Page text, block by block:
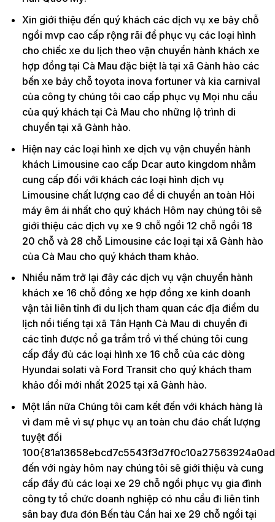
Xin giới thiệu đến quý khách các dịch vụ xe bảy chỗ
ngồi mvp cao cấp rộng rãi để phục vụ các loại hình
cho chiếc xe du lịch theo vận chuyển hành khách xe
hợp đồng tại Cà Mau đặc biệt là tại xã Gành hào các
bến xe bảy chỗ toyota inova fortuner và kia carnival
của công ty chúng tôi cao cấp phục vụ Mọi nhu cầu
của quý khách tại Cà Mau cho những lộ trình di
chuyển tại xã Gành hào.
Hiện nay các loại hình xe dịch vụ vận chuyển hành
khách Limousine cao cấp Dcar auto kingdom nhằm
cung cấp đối với khách các loại hình dịch vụ
Limousine chất lượng cao để di chuyển an toàn Hỏi
máy êm ái nhất cho quý khách Hôm nay chúng tôi sẽ
giới thiệu các dịch vụ xe 9 chỗ ngồi 12 chỗ ngồi 18
20 chỗ và 28 chỗ Limousine các loại tại xã Gành hào
của Cà Mau cho quý khách tham khảo.
Nhiều năm trở lại đây các dịch vụ vận chuyển hành
khách xe 16 chỗ đồng xe hợp đồng xe kinh doanh
vận tải liên tỉnh đi du lịch tham quan các địa điểm du
lịch nổi tiếng tại xã Tân Hạnh Cà Mau di chuyển đi
các tỉnh được nổ ga trầm trồ vì thế chúng tôi cung
cấp đầy đủ các loại hình xe 16 chỗ của các dòng
Hyundai solati và Ford Transit cho quý khách tham
khảo đổi mới nhất 2025 tại xã Gành hào.
Một lần nữa Chúng tôi cam kết đến với khách hàng là
vì đam mê vì sự phục vụ an toàn chu đáo chất lượng
tuyệt đối
đến với ngày hôm nay chúng tôi sẽ giới thiệu và cung
cấp đầy đủ các loại xe 29 chỗ ngồi phục vụ gia đình
công ty tổ chức doanh nghiệp có nhu cầu đi liên tỉnh
sân bay đưa đón Bến tàu Cần hai xe 29 chỗ ngồi tại